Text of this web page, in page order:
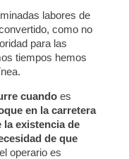
labores de
como no
para las
tiempos hemos
cuando es
en la carretera
la existencia de
de que
operario es